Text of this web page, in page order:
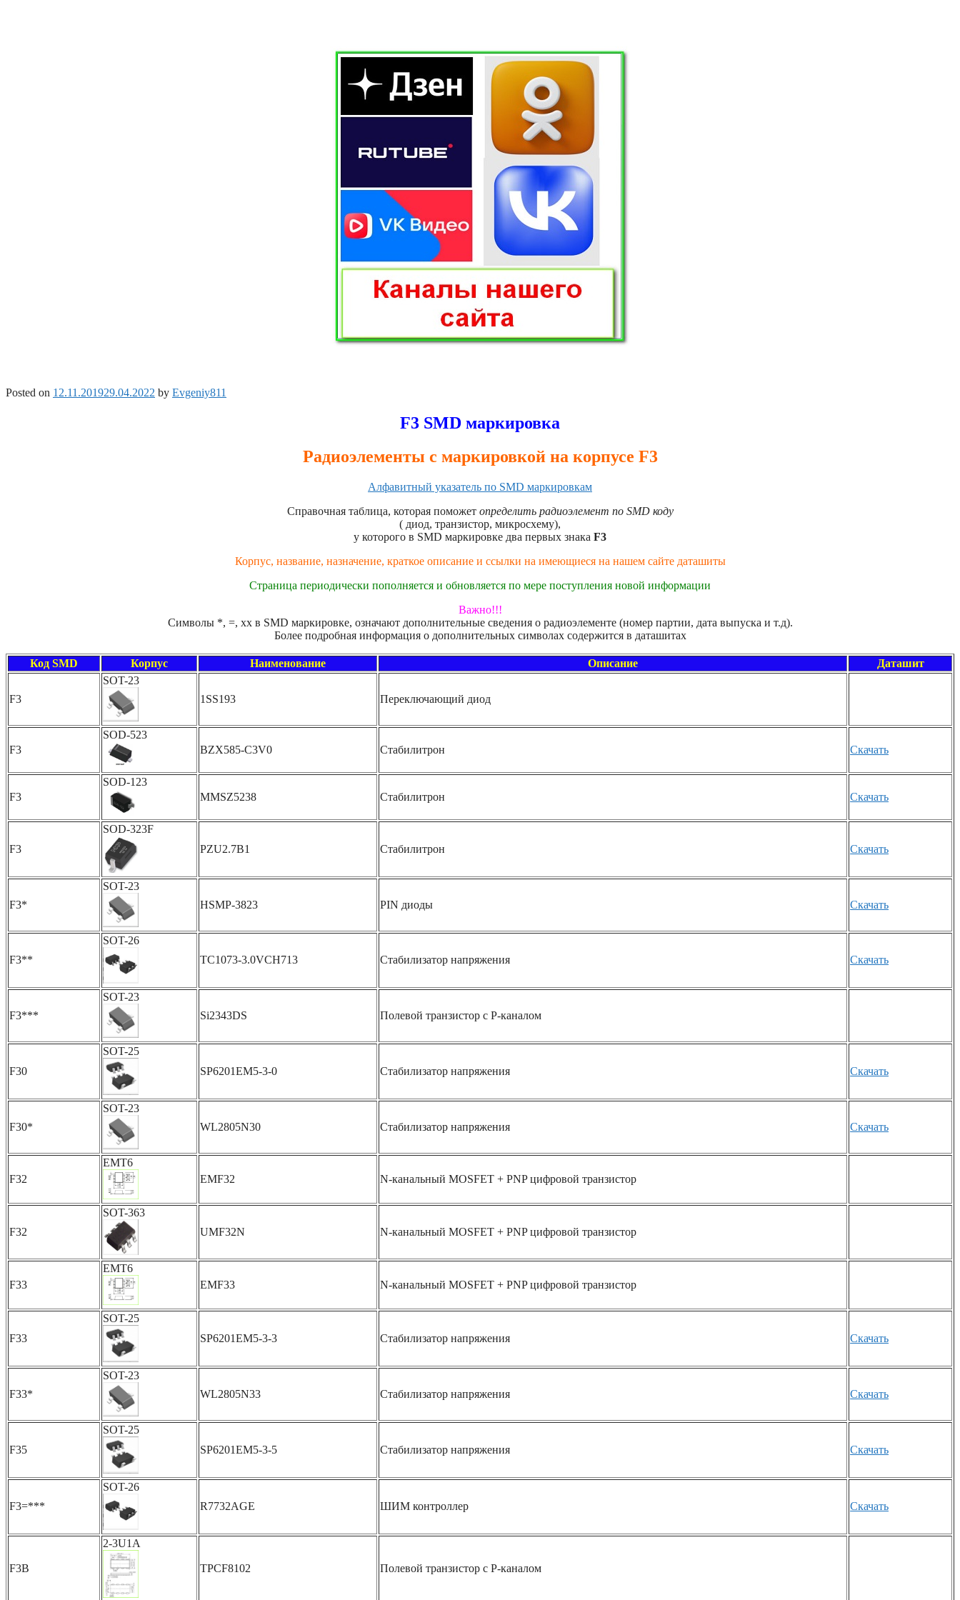
Posted on 12.11.201929.04.2022 by Evgeniy811
F3 SMD маркировка
Радиоэлементы с маркировкой на корпусе F3
Алфавитный указатель по SMD маркировкам
Справочная таблица, которая поможет определить радиоэлемент по SMD коду
( диод, транзистор, микросхему),
у которого в SMD маркировке два первых знака F3
Корпус, название, назначение, краткое описание и ссылки на имеющиеся на нашем сайте даташиты
Страница периодически пополняется и обновляется по мере поступления новой информации
Важно!!!
Символы *, =, xx в SMD маркировке, означают дополнительные сведения о радиоэлементе (номер партии, дата выпуска и т.д).
Более подробная информация о дополнительных символах содержится в даташитах
Код SMD Корпус Наименование Описание Даташит
F3
SOT-23
1SS193
Переключающий диод
F3
SOD-523
BZX585-C3V0
Стабилитрон Скачать
F3
SOD-123
MMSZ5238
Стабилитрон Скачать
F3
SOD-323F
PZU2.7B1
Стабилитрон Скачать
F3*
SOT-23
HSMP-3823
PIN диоды Скачать
F3**
SOT-26
TC1073-3.0VCH713
Стабилизатор напряжения Скачать
F3***
SOT-23
Si2343DS
Полевой транзистор с P-каналом
F30
SOT-25
SP6201EM5-3-0
Стабилизатор напряжения Скачать
F30*
SOT-23
WL2805N30
Стабилизатор напряжения Скачать
F32
EMT6
EMF32
N-канальный MOSFET + PNP цифровой транзистор
F32
SOT-363
UMF32N
N-канальный MOSFET + PNP цифровой транзистор
F33
EMT6
EMF33
N-канальный MOSFET + PNP цифровой транзистор
F33
SOT-25
SP6201EM5-3-3
Стабилизатор напряжения Скачать
F33*
SOT-23
WL2805N33
Стабилизатор напряжения Скачать
F35
SOT-25
SP6201EM5-3-5
Стабилизатор напряжения Скачать
F3=***
SOT-26
R7732AGE
ШИМ контроллер Скачать
F3B
2-3U1A
TPCF8102 Полевой транзистор с P-каналом